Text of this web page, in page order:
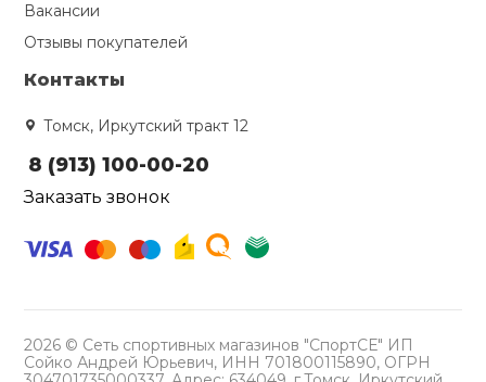
Вакансии
Отзывы покупателей
Контакты
Томск, Иркутский тракт 12
8 (913) 100-00-20
Заказать звонок
2026 © Сеть спортивных магазинов "СпортСЕ" ИП
Сойко Андрей Юрьевич, ИНН 701800115890, ОГРН